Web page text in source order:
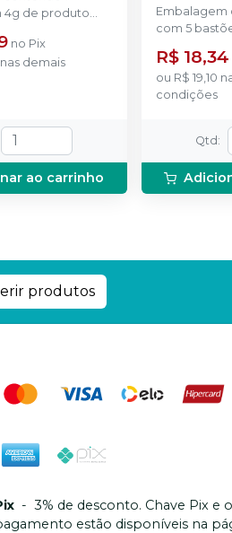
4g de produto
no Pix
nas demais
ao carrinho
Embalagem
com 5
R$ 18,34
ou R$ 19,10
condições
Qtd :
produtos
- 3% de desconto. Chave Pix e
estão disponíveis na